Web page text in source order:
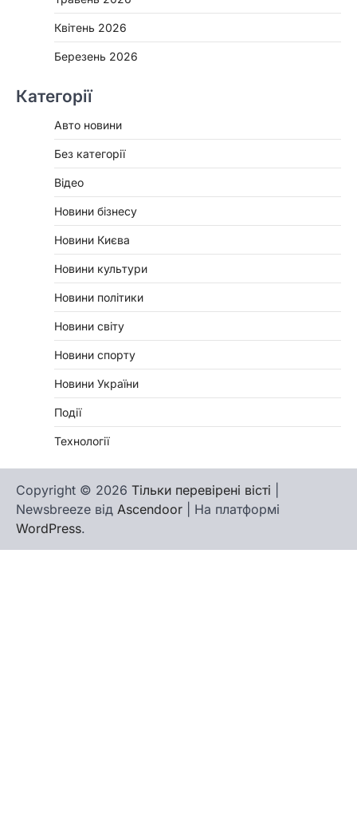
Квітень 2026
Березень 2026
Категорії
Авто новини
Без категорії
Відео
Новини бізнесу
Новини Києва
Новини культури
Новини політики
Новини світу
Новини спорту
Новини України
Події
Технології
Copyright © 2026 Тільки перевірені вісті
Newsbreeze від Ascendoor | На платформі
WordPress.